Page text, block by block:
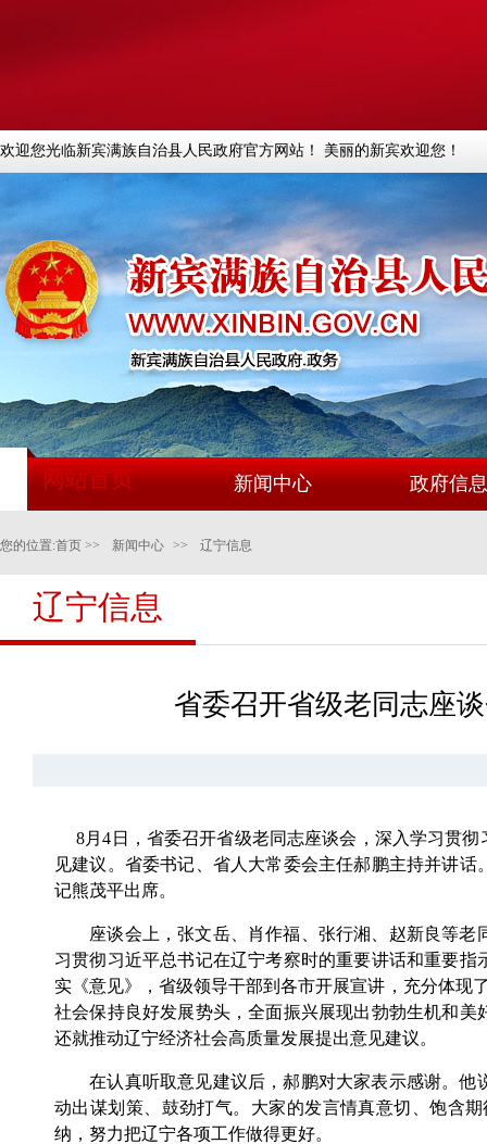
欢迎您光临新宾满族自治县人民政府官方网站！ 美丽的新宾欢迎您！
网站首页 新闻中心 政府信
您的位置:首页 >> 新闻中心 >> 辽宁信息
辽宁信息
省委召开省级老同志座
8月4日，省委召开省级老同志座谈会，深入学习贯彻
见建议。省委书记、省人大常委会主任郝鹏主持并讲
记熊茂平出席。
座谈会上，张文岳、肖作福、张行湘、赵新良等老
习贯彻习近平总书记在辽宁考察时的重要讲话和重要
实《意见》，省级领导干部到各市开展宣讲，充分体现
社会保持良好发展势头，全面振兴展现出勃勃生机和
还就推动辽宁经济社会高质量发展提出意见建议。
在认真听取意见建议后，郝鹏对大家表示感谢。他
动出谋划策、鼓劲打气。大家的发言情真意切、饱含
纳，努力把辽宁各项工作做得更好。